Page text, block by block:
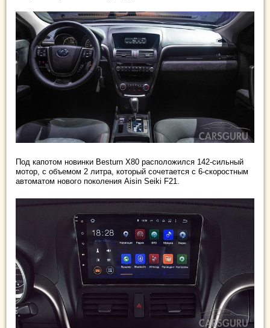
Под капотом новинки Besturn X80 расположился 142-сильный
мотор, с объемом 2 литра, который сочетается с 6-скоростным
автоматом нового поколения Aisin Seiki F21.